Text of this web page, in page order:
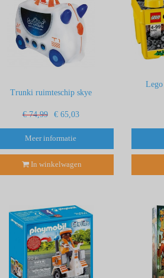
Trunki ruimteschip skye
€ 74,99 € 65,03
Meer informatie
In winkelwagen
Lego